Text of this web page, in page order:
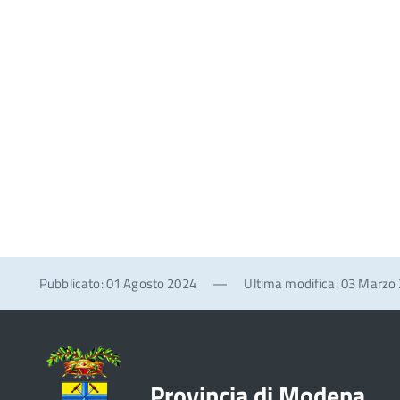
Pubblicato: 01 Agosto 2024 — Ultima modifica: 03 Marzo